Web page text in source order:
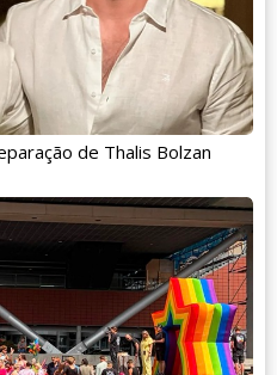
de Thalis Bolzan